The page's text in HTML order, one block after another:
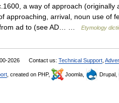
a way of approach (originally
approaching, arrival, noun use of
ad to (see AD… …
Etymology
2026 Contact us: Technical Support
, created on PHP, Joomla, Drupal,